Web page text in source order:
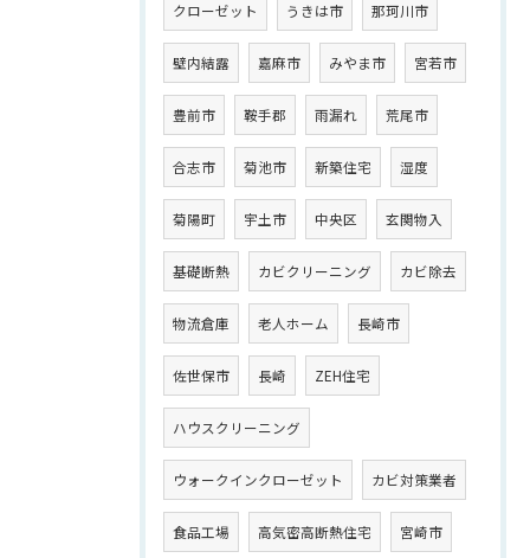
クローゼット うきは市 那珂川市
壁内結露 嘉麻市 みやま市 宮若市
豊前市 鞍手郡 雨漏れ 荒尾市
合志市 菊池市 新築住宅 湿度
菊陽町 宇土市 中央区 玄関物入
基礎断熱 カビクリーニング カビ除去
物流倉庫 老人ホーム 長崎市
佐世保市 長崎 ZEH住宅
ハウスクリーニング
ウォークインクローゼット カビ対策業者
食品工場 高気密高断熱住宅 宮崎市